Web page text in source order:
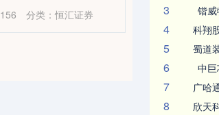
156 分类：恒汇证券 3 锴
4 科翔
5 蜀道
6 中
7 广哈
8 欣天